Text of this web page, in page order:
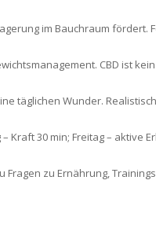
im Bauchraum fördert.
CBD ist
täglichen Wunder.
Kraft 30 min; Freitag – aktive
zu Ernährung,